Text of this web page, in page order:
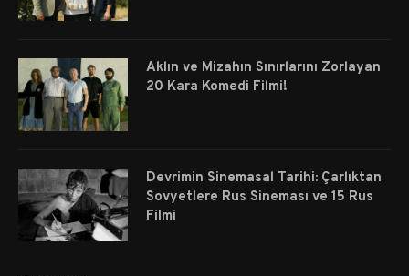
Aklın ve Mizahın Sınırlarını Zorlayan
20 Kara Komedi Filmi!
Devrimin Sinemasal Tarihi: Çarlıktan
Sovyetlere Rus Sineması ve 15 Rus
Filmi